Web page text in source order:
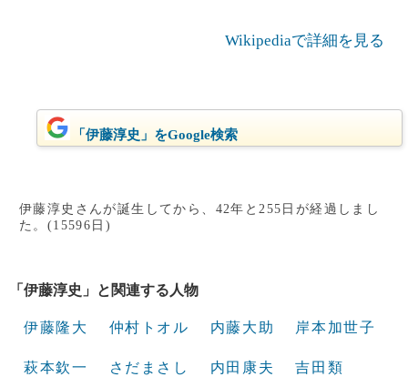
Wikipediaで詳細を見る
「伊藤淳史」をGoogle検索
伊藤淳史さんが誕生してから、42年と255日が経過しまし
た。(15596日)
「伊藤淳史」と関連する人物
伊藤隆大 仲村トオル 内藤大助 岸本加世子
萩本欽一 さだまさし 内田康夫 吉田類